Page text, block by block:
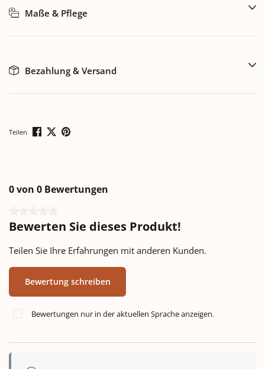
Maße & Pflege
Bezahlung & Versand
Teilen
0 von 0 Bewertungen
Bewerten Sie dieses Produkt!
Teilen Sie Ihre Erfahrungen mit anderen Kunden.
Bewertung schreiben
Bewertungen nur in der aktuellen Sprache anzeigen.